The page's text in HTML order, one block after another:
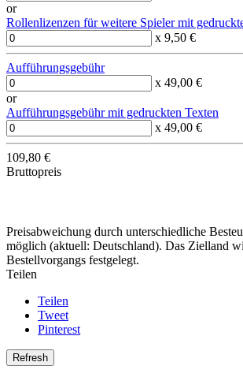
or
Rollenlizenzen für weitere Spieler mit
x 9,50 €
Aufführungsgebühr
x 49,00 €
or
Aufführungsgebühr mit gedruckten Texten
x 49,00 €
109,80 €
Bruttopreis
Preisabweichung durch unterschiedliche
möglich (aktuell: Deutschland). Das Zielland
Bestellvorgangs festgelegt.
Teilen
Teilen
Tweet
Pinterest